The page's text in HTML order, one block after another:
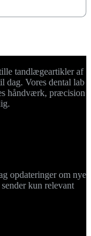
tandlægeartikler af
dag. Vores dental lab
håndværk, præcision
opdateringer om nye
kun relevant